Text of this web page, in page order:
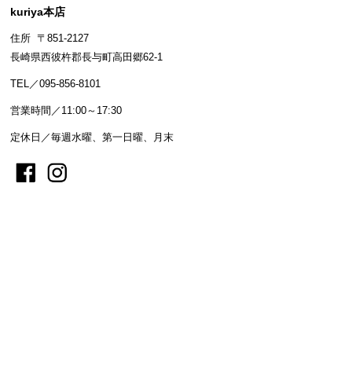
kuriya本店
住所 〒851-2127
長崎県西彼杵郡長与町高田郷62-1
TEL／095-856-8101
営業時間／11:00～17:30
定休日／毎週水曜、第一日曜、月末